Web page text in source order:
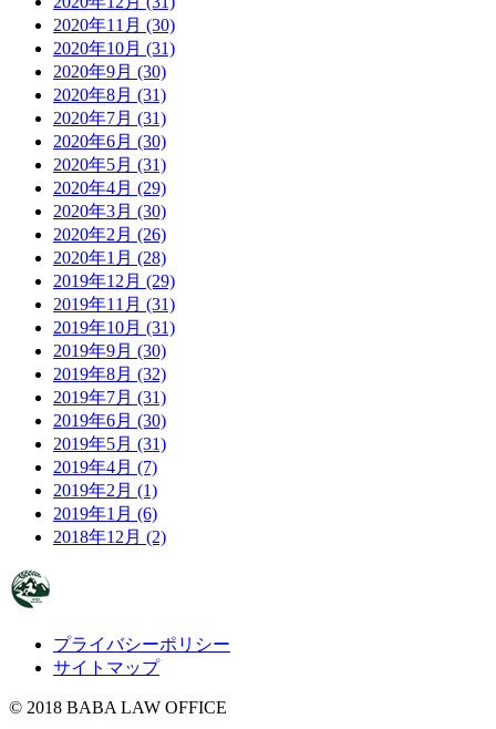
2020年11月 (30)
2020年10月 (31)
2020年9月 (30)
2020年8月 (31)
2020年7月 (31)
2020年6月 (30)
2020年5月 (31)
2020年4月 (29)
2020年3月 (30)
2020年2月 (26)
2020年1月 (28)
2019年12月 (29)
2019年11月 (31)
2019年10月 (31)
2019年9月 (30)
2019年8月 (32)
2019年7月 (31)
2019年6月 (30)
2019年5月 (31)
2019年4月 (7)
2019年2月 (1)
2019年1月 (6)
2018年12月 (2)
プライバシーポリシー
サイトマップ
© 2018 BABA LAW OFFICE